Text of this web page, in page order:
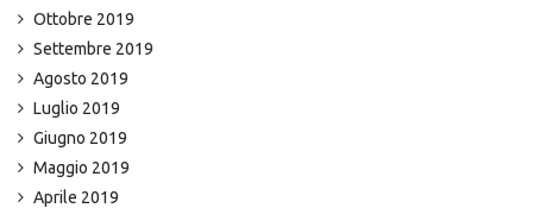
Ottobre 2019
Settembre 2019
Agosto 2019
Luglio 2019
Giugno 2019
Maggio 2019
Aprile 2019